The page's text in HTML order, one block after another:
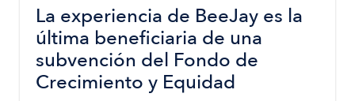
La experiencia de BeeJay es la
última beneficiaria de una
subvención del Fondo de
Crecimiento y Equidad